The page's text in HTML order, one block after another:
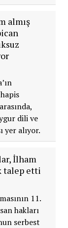
almış
dili ve
yer alıyor.
İlham
talep etti
11.
hakları
serbest